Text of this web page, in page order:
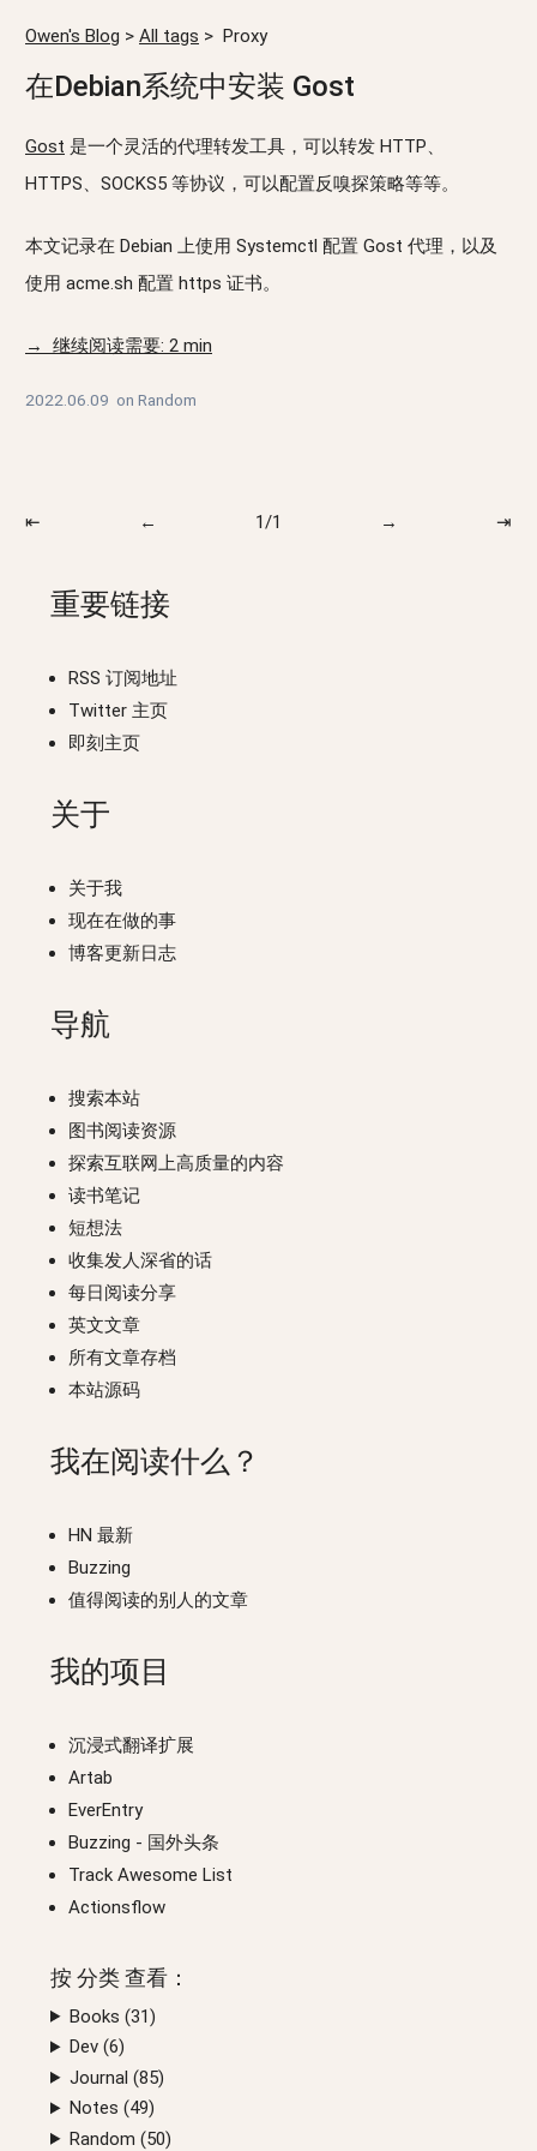
Owen's Blog > All tags > Proxy
在Debian系统中安装 Gost
Gost 是一个灵活的代理转发工具，可以转发 HTTP、
HTTPS、SOCKS5 等协议，可以配置反嗅探策略等等。
本文记录在 Debian 上使用 Systemctl 配置 Gost 代理，以及
使用 acme.sh 配置 https 证书。
→ 继续阅读需要: 2 min
2022.06.09 on Random
⇤ ← 1/1 → ⇥
重要链接
RSS 订阅地址
Twitter 主页
即刻主页
关于
关于我
现在在做的事
博客更新日志
导航
搜索本站
图书阅读资源
探索互联网上高质量的内容
读书笔记
短想法
收集发人深省的话
每日阅读分享
英文文章
所有文章存档
本站源码
我在阅读什么？
HN 最新
Buzzing
值得阅读的别人的文章
我的项目
沉浸式翻译扩展
Artab
EverEntry
Buzzing - 国外头条
Track Awesome List
Actionsflow
按 分类 查看：
Books (31)
Dev (6)
Journal (85)
Notes (49)
Random (50)